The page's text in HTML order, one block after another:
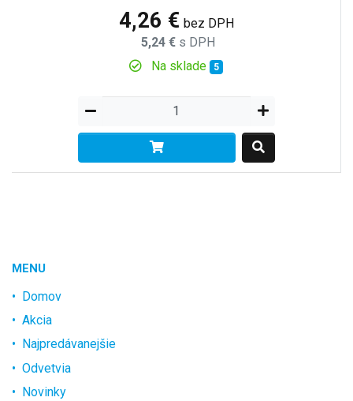
4,26 € bez DPH
5,24 € s DPH
Na sklade 5
MENU
Domov
Akcia
Najpredávanejšie
Odvetvia
Novinky